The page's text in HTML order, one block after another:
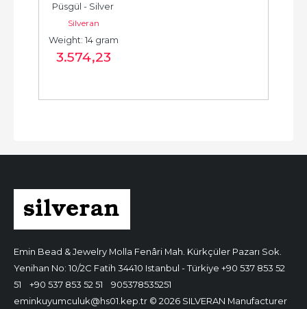
Püsgül - Silver
Tassel -  شرابة فضية
جديدة - الخرزة...
Silveran
Weight: 14 gram
3.574,23
Emin Bead & Jewelry Molla Fenâri Mah. Kürkçüler Pazarı Sok.
Yenihan No: 10/2C Fatih 34410 Istanbul - Türkiye +90 537 853 52
51
+90 537 853 52 51
905378535251
eminkuyumculuk@hs01.kep.tr © 2026 SILVERAN Manufacturer